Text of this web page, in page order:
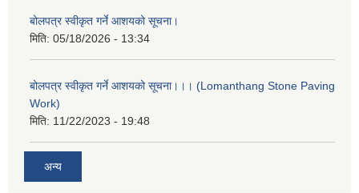
बोलपत्र स्वीकृत गर्ने आशयको सूचना।
मिति: 05/18/2026 - 13:34
बोलपत्र स्वीकृत गर्ने आशयको सूचना।।। (Lomanthang Stone Paving
Work)
मिति: 11/22/2023 - 19:48
अन्य